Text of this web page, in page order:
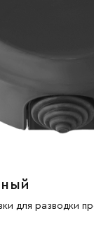
для разводки